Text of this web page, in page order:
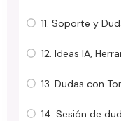
11. Soporte y
12. Ideas IA,
13. Dudas con
14. Sesión de